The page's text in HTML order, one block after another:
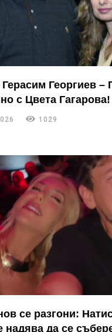
Георгиев –
с Цвета Гагарова!
1029
се разгони:
надява да се